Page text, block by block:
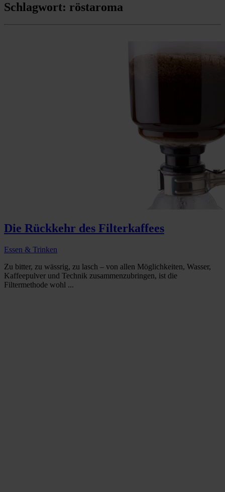
Schlagwort: röstaroma
Die Rückkehr des Filterkaffees
Essen & Trinken
Zu bitter, zu wässrig, zu lasch – von allen Möglichkeiten, Wasser,
Kaffeepulver und Technik zusammenzubringen, ist die
Filtermethode wohl ...